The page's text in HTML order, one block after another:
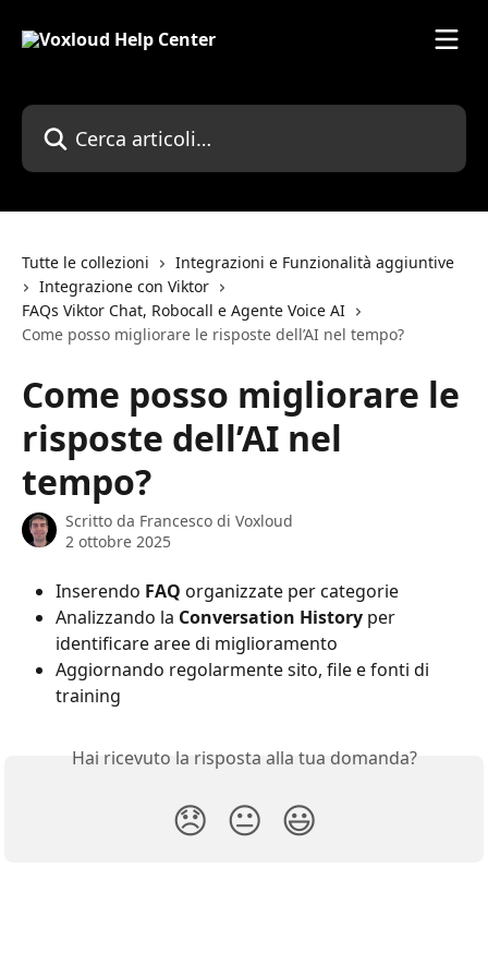
Cerca articoli…
Tutte le collezioni
Integrazioni e Funzionalità aggiuntive
Integrazione con Viktor
FAQs Viktor Chat, Robocall e Agente Voice AI
Come posso migliorare le risposte dell’AI nel tempo?
Come posso migliorare le
risposte dell’AI nel
tempo?
Scritto da Francesco di Voxloud
2 ottobre 2025
Inserendo FAQ organizzate per categorie
Analizzando la Conversation History per
identificare aree di miglioramento
Aggiornando regolarmente sito, file e fonti di
training
Hai ricevuto la risposta alla tua domanda?
😞 😐 😃